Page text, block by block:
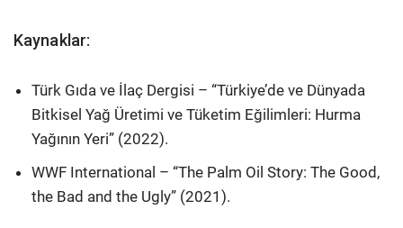
Kaynaklar:
Türk Gıda ve İlaç Dergisi – “Türkiye’de ve Dünyada
Bitkisel Yağ Üretimi ve Tüketim Eğilimleri: Hurma
Yağının Yeri” (2022).
WWF International – “The Palm Oil Story: The Good,
the Bad and the Ugly” (2021).